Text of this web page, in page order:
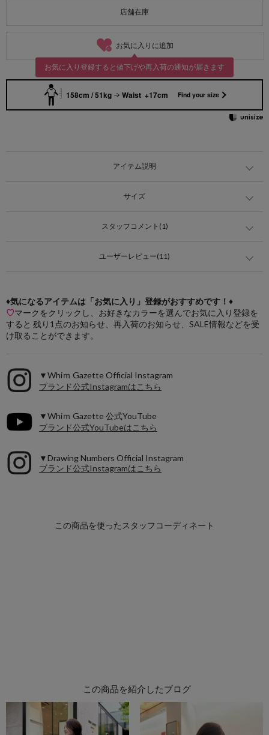
店舗在庫
お気に入りに追加
お気に入り登録すると値下げや再入荷の通知が届きます
158cm / 51kg Waist +17cm Find your size
アイテム説明
サイズ
スタッフコメント(1)
ユーザーレビュー(11)
♦気になるアイテムは「お気に入り」登録がおすすめです！♦
♡マークをクリックし、お好きなカラーを選んでお気に入り登録を
すると 残り1点のお知らせ、再入荷のお知らせ、SALE情報などを受
け取ることができます。
▼Whiｍ Gazette Official Instagram
ブランド公式Instagramはこちら
▼Whiｍ Gazette 公式YouTube
ブランド公式YouTubeはこちら
▼Drawing Numbers Official Instagram
ブランド公式Instagramはこちら
この商品を紹介したブログ